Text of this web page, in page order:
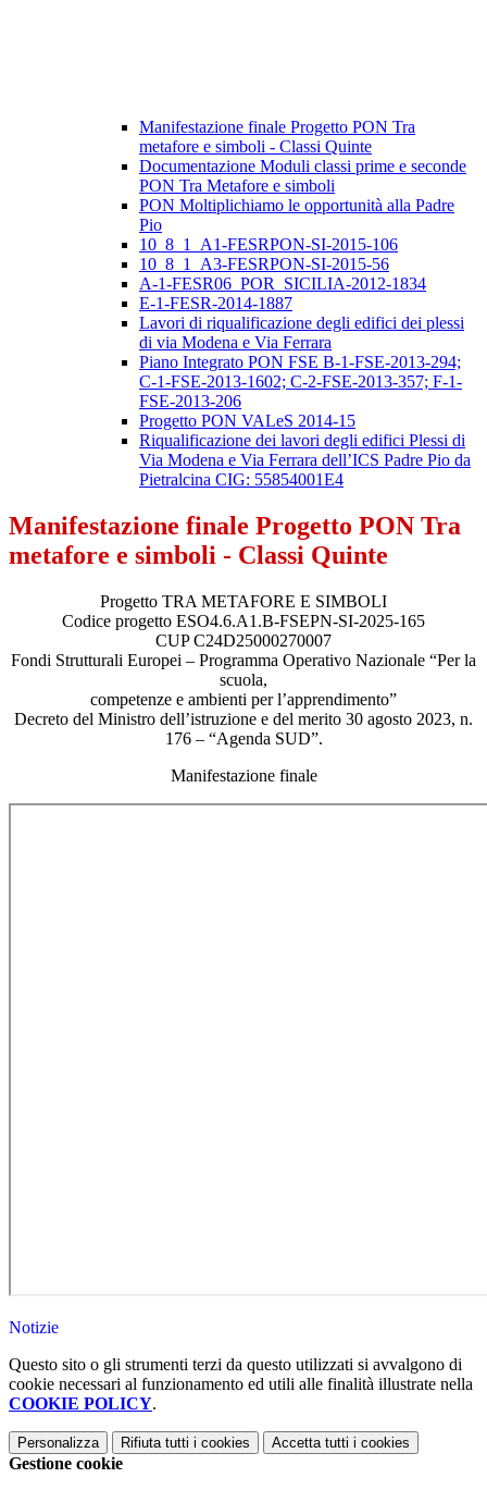
Manifestazione finale Progetto PON Tra
metafore e simboli - Classi Quinte
Documentazione Moduli classi prime e seconde
PON Tra Metafore e simboli
PON Moltiplichiamo le opportunità alla Padre
Pio
10_8_1_A1-FESRPON-SI-2015-106
10_8_1_A3-FESRPON-SI-2015-56
A-1-FESR06_POR_SICILIA-2012-1834
E-1-FESR-2014-1887
Lavori di riqualificazione degli edifici dei plessi
di via Modena e Via Ferrara
Piano Integrato PON FSE B-1-FSE-2013-294;
C-1-FSE-2013-1602; C-2-FSE-2013-357; F-1-
FSE-2013-206
Progetto PON VALeS 2014-15
Riqualificazione dei lavori degli edifici Plessi di
Via Modena e Via Ferrara dell’ICS Padre Pio da
Pietralcina CIG: 55854001E4
Manifestazione finale Progetto PON Tra
metafore e simboli - Classi Quinte
Progetto TRA METAFORE E SIMBOLI
Codice progetto ESO4.6.A1.B-FSEPN-SI-2025-165
CUP C24D25000270007
Fondi Strutturali Europei – Programma Operativo Nazionale “Per la
scuola,
competenze e ambienti per l’apprendimento”
Decreto del Ministro dell’istruzione e del merito 30 agosto 2023, n.
176 – “Agenda SUD”.
Manifestazione finale
Notizie
Questo sito o gli strumenti terzi da questo utilizzati si avvalgono di
cookie necessari al funzionamento ed utili alle finalità illustrate nella
COOKIE POLICY.
Personalizza Rifiuta tutti i cookies Accetta tutti i cookies
Gestione cookie